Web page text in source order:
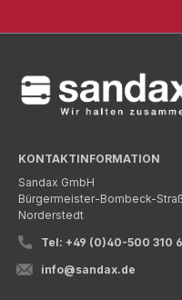
KONTAKTINFORMATION
Sandax GmbH
Bürgermeister-Bombeck-
Norderstedt
Tel: +49 (0)40-500 310
info@sandax.de